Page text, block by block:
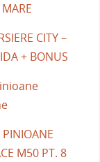
CITY –
+ BONUS
M50 PT. 8